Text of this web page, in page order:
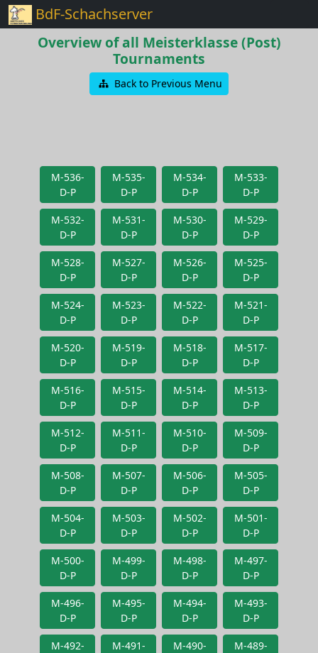
BdF-Schachserver
Overview of all Meisterklasse (Post)
Tournaments
Back to Previous Menu
M-536-
D-P
M-535-
D-P
M-534-
D-P
M-533-
D-P
M-532-
D-P
M-531-
D-P
M-530-
D-P
M-529-
D-P
M-528-
D-P
M-527-
D-P
M-526-
D-P
M-525-
D-P
M-524-
D-P
M-523-
D-P
M-522-
D-P
M-521-
D-P
M-520-
D-P
M-519-
D-P
M-518-
D-P
M-517-
D-P
M-516-
D-P
M-515-
D-P
M-514-
D-P
M-513-
D-P
M-512-
D-P
M-511-
D-P
M-510-
D-P
M-509-
D-P
M-508-
D-P
M-507-
D-P
M-506-
D-P
M-505-
D-P
M-504-
D-P
M-503-
D-P
M-502-
D-P
M-501-
D-P
M-500-
D-P
M-499-
D-P
M-498-
D-P
M-497-
D-P
M-496-
D-P
M-495-
D-P
M-494-
D-P
M-493-
D-P
M-492-
M-491-
M-490-
M-489-